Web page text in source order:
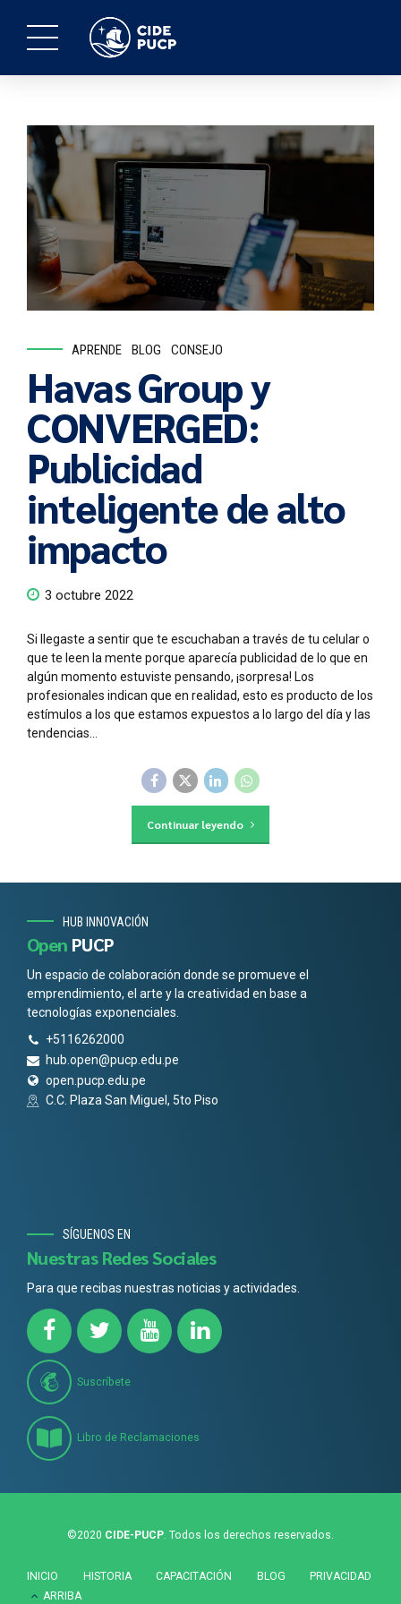
APRENDE BLOG CONSEJO
Havas Group y
CONVERGED:
Publicidad
inteligente de alto
impacto
3 octubre 2022
Si llegaste a sentir que te escuchaban a través de tu celular o
que te leen la mente porque aparecía publicidad de lo que en
algún momento estuviste pensando, ¡sorpresa! Los
profesionales indican que en realidad, esto es producto de los
estímulos a los que estamos expuestos a lo largo del día y las
tendencias...
Continuar leyendo
HUB INNOVACIÓN
Open PUCP
Un espacio de colaboración donde se promueve el
emprendimiento, el arte y la creatividad en base a
tecnologías exponenciales.
+5116262000
hub.open@pucp.edu.pe
open.pucp.edu.pe
C.C. Plaza San Miguel, 5to Piso
SÍGUENOS EN
Nuestras Redes Sociales
Para que recibas nuestras noticias y actividades.
Suscríbete
Libro de Reclamaciones
©2020 CIDE-PUCP. Todos los derechos reservados.
INICIO HISTORIA CAPACITACIÓN BLOG
PRIVACIDAD
ARRIBA